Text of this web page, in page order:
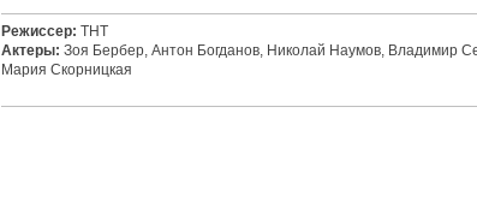
Режиссер: ТНТ
Актеры: Зоя Бербер, Антон Богданов, Николай Наумов, Владимир
Мария Скорницкая